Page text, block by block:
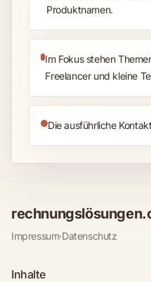
Produktnamen.
Im Fokus stehen
Freelancer und kleine
Die ausführliche
Impressum·Datenschutz
Inhalte